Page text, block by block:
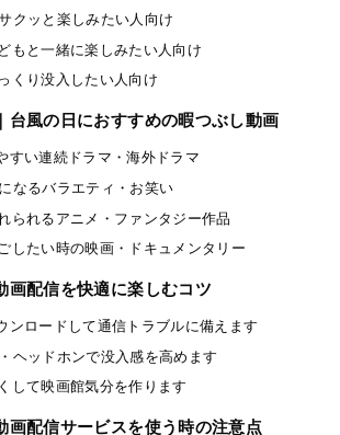
クッと楽しみたい人向け
もと一緒に楽しみたい人向け
くり没入したい人向け
台風の日におすすめの暇つぶし動画
すい連続ドラマ・海外ドラマ
なるバラエティ・お笑い
られるアニメ・ファンタジー作品
したい時の映画・ドキュメンタリー
画配信を快適に楽しむコツ
ンロードして通信トラブルに備えます
ヘッドホンで没入感を高めます
して映画館気分を作ります
画配信サービスを使う時の注意点